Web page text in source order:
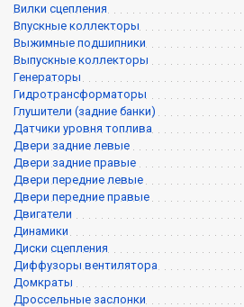
Вилки сцепления
Впускные коллекторы
Выжимные подшипники
Выпускные коллекторы
Генераторы
Гидротрансформаторы
Глушители (задние банки)
Датчики уровня топлива
Двери задние левые
Двери задние правые
Двери передние левые
Двери передние правые
Двигатели
Динамики
Диски сцепления
Диффузоры вентилятора
Домкраты
Дроссельные заслонки